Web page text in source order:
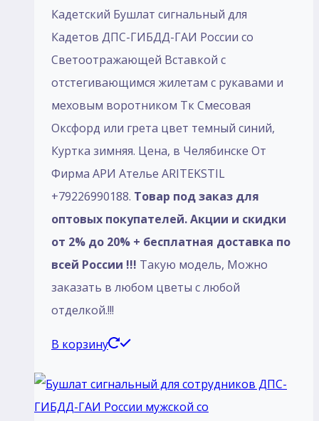
Кадетский Бушлат сигнальный для
Кадетов ДПС-ГИБДД-ГАИ России со
Светоотражающей Вставкой с
отстегивающимся жилетам с рукавами и
меховым воротником Тк Смесовая
Оксфорд или грета цвет темный синий,
Куртка зимняя. Цена, в Челябинске От
Фирма АРИ Ателье ARITEKSTIL
+79226990188. Товар под заказ для
оптовых покупателей. Акции и скидки
от 2% до 20% + бесплатная доставка по
всей России !!! Такую модель, Mожно
заказать в любом цветы с любой
отделкой.!!!
В корзину